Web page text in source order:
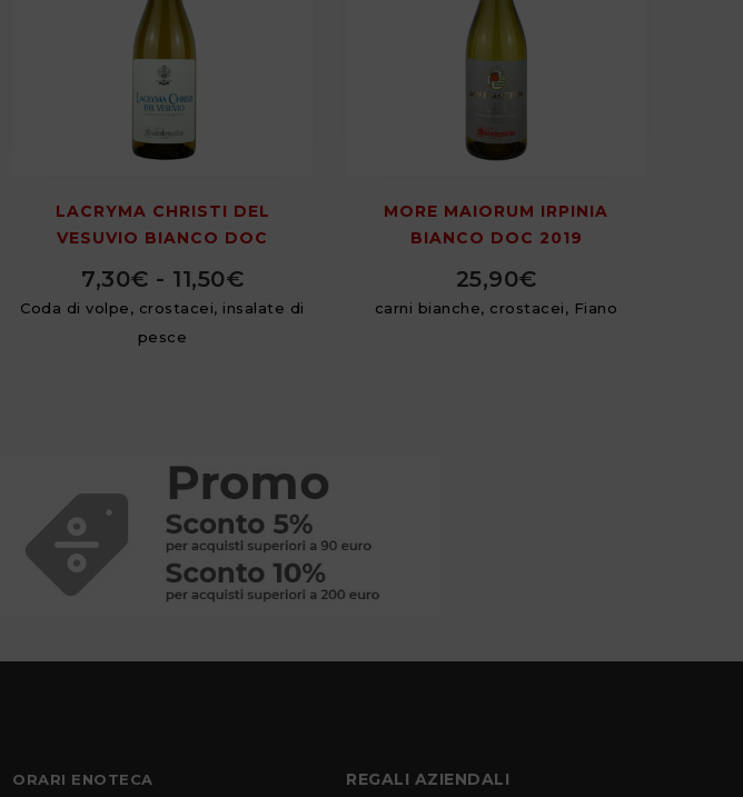
LACRYMA CHRISTI DEL
VESUVIO BIANCO DOC
7,30€ - 11,50€
Coda di volpe, crostacei, insalate di
pesce
MORE MAIORUM IRPINIA
BIANCO DOC 2019
25,90€
carni bianche, crostacei, Fiano
ORARI ENOTECA
REGALI AZIENDALI